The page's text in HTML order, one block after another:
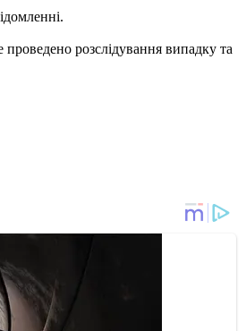
проведено розслідування випадку та